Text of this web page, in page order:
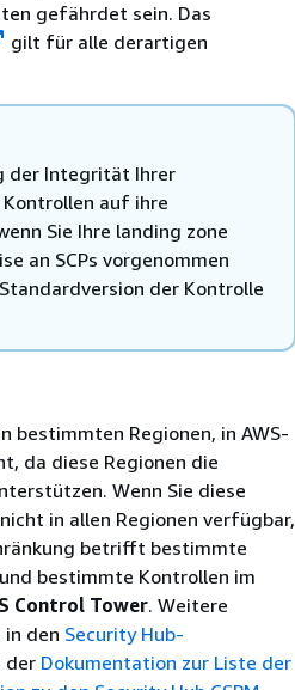
gefährdet sein. Das
gilt für alle derartigen
der Integrität Ihrer
Kontrollen auf ihre
Sie Ihre landing zone
an SCPs vorgenommen
der Kontrolle
bestimmten Regionen, in AWS-
da diese Regionen die
Wenn Sie diese
in allen Regionen verfügbar,
betrifft bestimmte
bestimmte Kontrollen im
Control Tower. Weitere
den Security Hub-
der Dokumentation zur Liste der